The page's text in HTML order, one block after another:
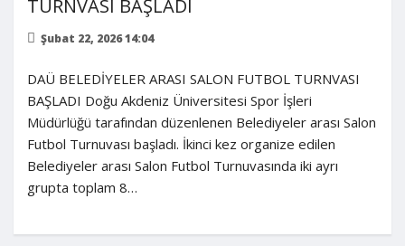
TURNVASI BAŞLADI
Şubat 22, 2026 14:04
DAÜ BELEDİYELER ARASI SALON FUTBOL TURNVASI
BAŞLADI Doğu Akdeniz Üniversitesi Spor İşleri
Müdürlüğü tarafından düzenlenen Belediyeler arası Salon
Futbol Turnuvası başladı. İkinci kez organize edilen
Belediyeler arası Salon Futbol Turnuvasında iki ayrı
grupta toplam 8…